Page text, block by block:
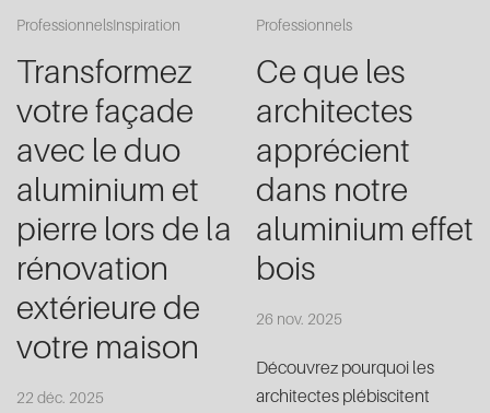
ProfessionnelsInspiration
Transformez
votre façade
avec le duo
aluminium et
pierre lors de la
rénovation
extérieure de
votre maison
22 déc. 2025
Professionnels
Ce que les
architectes
apprécient
dans notre
aluminium effet
bois
26 nov. 2025
Découvrez pourquoi les
architectes plébiscitent